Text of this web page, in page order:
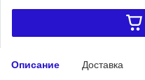
Описание Доставка